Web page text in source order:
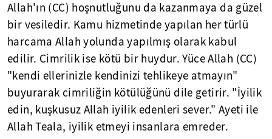
Allah'ın (CC) hoşnutluğunu da kazanmaya da güzel
bir vesiledir. Kamu hizmetinde yapılan her türlü
harcama Allah yolunda yapılmış olarak kabul
edilir. Cimrilik ise kötü bir huydur. Yüce Allah (CC)
"kendi ellerinizle kendinizi tehlikeye atmayın"
buyurarak cimriliğin kötülüğünü dile getirir. "İyilik
edin, kuşkusuz Allah iyilik edenleri sever." Ayeti ile
Allah Teala, iyilik etmeyi insanlara emreder.